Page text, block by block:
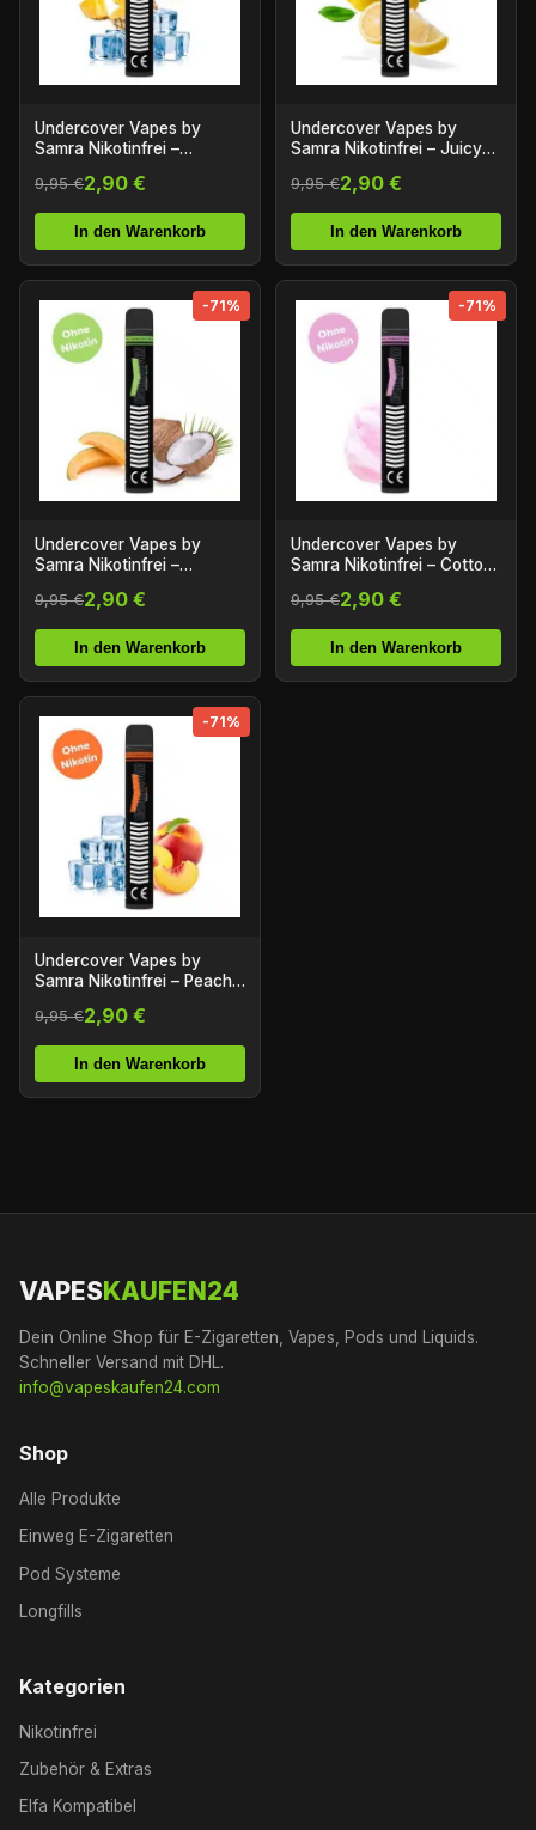
Undercover Vapes by
Samra Nikotinfrei –
9,95 €2,90 €
In den Warenkorb
Undercover Vapes by
Samra Nikotinfrei – Juicy
9,95 €2,90 €
In den Warenkorb
-71%
Undercover Vapes by
Samra Nikotinfrei –
9,95 €2,90 €
In den Warenkorb
-71%
Undercover Vapes by
Samra Nikotinfrei – Cotton
9,95 €2,90 €
In den Warenkorb
-71%
Undercover Vapes by
Samra Nikotinfrei – Peach
9,95 €2,90 €
In den Warenkorb
VAPESKAUFEN24
Dein Online Shop für E-Zigaretten, Vapes, Pods und Liquids.
Schneller Versand mit DHL.
info@vapeskaufen24.com
Shop
Alle Produkte
Einweg E-Zigaretten
Pod Systeme
Longfills
Kategorien
Nikotinfrei
Zubehör & Extras
Elfa Kompatibel